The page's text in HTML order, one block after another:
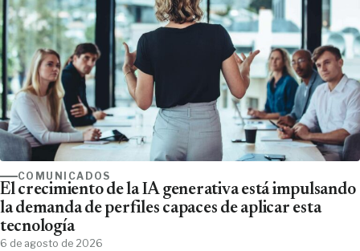
COMUNICADOS
El crecimiento de la IA generativa está impulsando
la demanda de perfiles capaces de aplicar esta
tecnología
6 de agosto de 2026